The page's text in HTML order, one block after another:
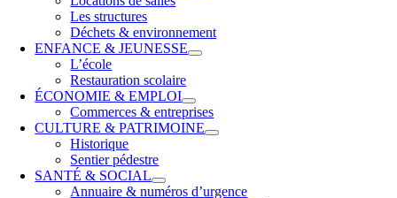
Les structures
Déchets & environnement
ENFANCE & JEUNESSE
L’école
Restauration scolaire
ÉCONOMIE & EMPLOI
Commerces & entreprises
CULTURE & PATRIMOINE
Historique
Sentier pédestre
SANTÉ & SOCIAL
Annuaire & numéros d’urgence